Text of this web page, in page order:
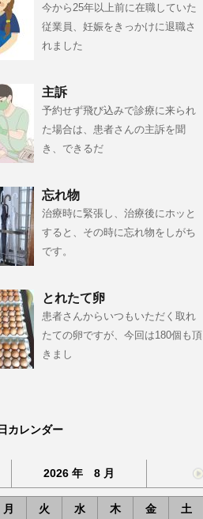
今から25年以上前に在職していた
従業員、妊娠をきっかけに退職さ
れました
主訴
予約せず飛び込みで診療に来られ
た場合は、患者さんの主訴を聞
き、できるだ
忘れ物
治療時に緊張し、治療後にホッと
すると、その時に忘れ物をしがち
です。
とれたて卵
患者さんからいつもいただく取れ
たての卵ですが、今回は180個も頂
きまし
カレンダー
2026 年 8 月
月 火 水 木 金
土